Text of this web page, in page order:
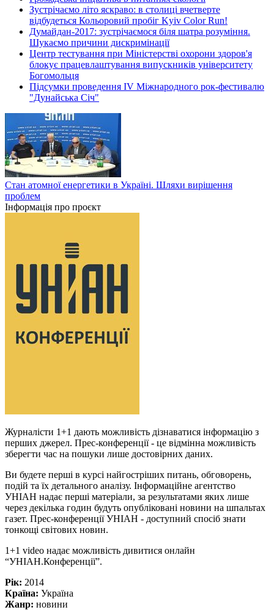
Зустрічаємо літо яскраво: в столиці вчетверте
відбудеться Кольоровий пробіг Kyiv Color Run!
Думайдан-2017: зустрічаємося біля шатра розуміння.
Шукаємо причини дискримінації
Центр тестування при Міністерстві охорони здоров'я
блокує працевлаштування випускників університету
Богомольця
Підсумки проведення IV Міжнародного рок-фестивалю
"Дунайська Січ"
Стан атомної енергетики в Україні. Шляхи вирішення
проблем
Інформація про проєкт
Журналісти 1+1 дають можливість дізнаватися інформацію з
перших джерел. Прес-конференції - це відмінна можливість
зберегти час на пошуки лише достовірних даних.
Ви будете перші в курсі найгостріших питань, обговорень,
подій та їх детального аналізу. Інформаційне агентство
УНІАН надає перші матеріали, за результатами яких лише
через декілька годин будуть опубліковані новини на шпальтах
газет. Прес-конференції УНІАН - доступний спосіб знати
тонкощі світових новин.
1+1 video надає можливість дивитися онлайн
“УНІАН.Конференції”.
Рік: 2014
Країна: Україна
Жанр: новини